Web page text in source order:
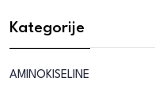
Kategorije
AMINOKISELINE